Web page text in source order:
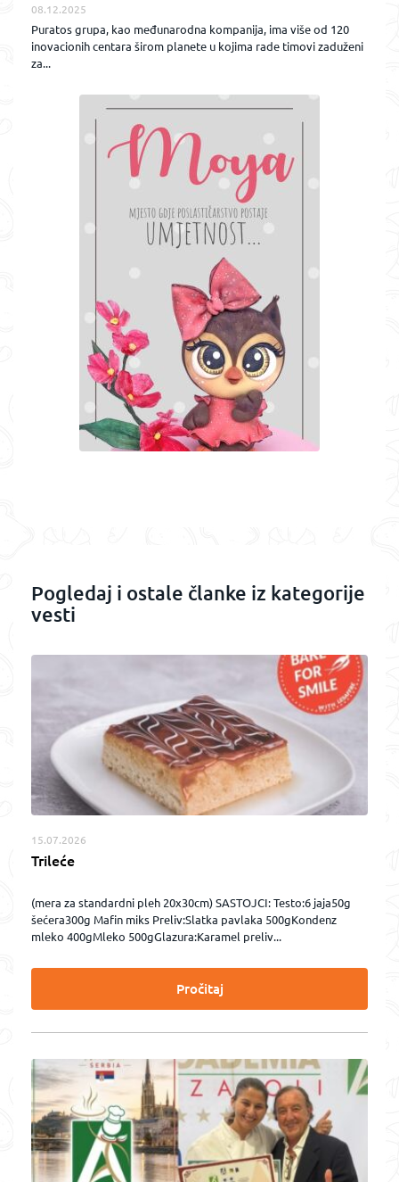
08.12.2025
Puratos grupa, kao međunarodna kompanija, ima više od 120
inovacionih centara širom planete u kojima rade timovi zaduženi
za...
Pogledaj i ostale članke iz kategorije
vesti
15.07.2026
Trileće
(mera za standardni pleh 20x30cm) SASTOJCI: Testo:6 jaja50g
šećera300g Mafin miks Preliv:Slatka pavlaka 500gKondenz
mleko 400gMleko 500gGlazura:Karamel preliv...
Pročitaj